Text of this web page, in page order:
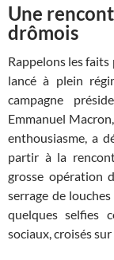
Une
drômois
Rappelons les
lancé à plein
campagne
Emmanuel
enthousiasme, a
partir à la
grosse opération
serrage de
quelques selfies
sociaux, croisés